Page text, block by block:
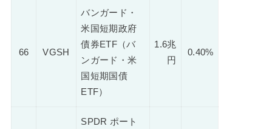
66 VGSH
バンガード・
米国短期政府
債券ETF（バ
ンガード・米
国短期国債
ETF）
1.6兆
円
0.40%
SPDR ポート